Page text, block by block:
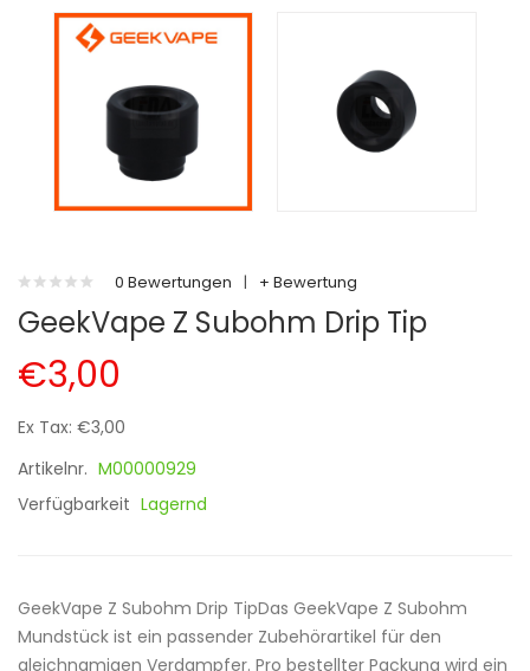
0 Bewertungen | + Bewertung
GeekVape Z Subohm Drip Tip
€3,00
Ex Tax: €3,00
Artikelnr. M00000929
Verfügbarkeit Lagernd
GeekVape Z Subohm Drip TipDas GeekVape Z Subohm
Mundstück ist ein passender Zubehörartikel für den
gleichnamigen Verdampfer. Pro bestellter Packung wird ein